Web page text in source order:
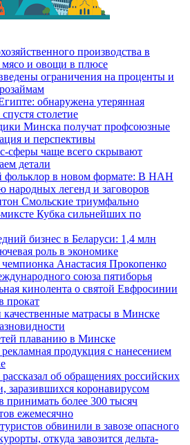
производства в
мясо и овощи в плюсе
ограничения на проценты и
обнаружена утерянная
столетие
Минска получат профсоюзные
и перспективы
сферы чаще всего скрывают
детали
фольклор в новом формате: В НАН
народных легенд и заговоров
Смольские триумфально
Кубка сильнейших по
бизнес в Беларуси: 1,4 млн
роль в экономике
чемпионка Анастасия Прокопенко
союза пятиборья
кинолента о святой Евфросинии
прокат
качественные матрасы в Минске
плаванию в Минске
продукция с нанесением
об обращениях российских
заразившихся коронавирусом
принимать более 300 тысяч
ежемесячно
обвинили в завозе опасного
откуда завозится дельта-